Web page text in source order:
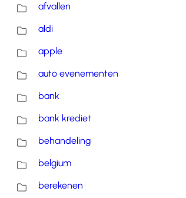
afvallen
aldi
apple
auto evenementen
bank
bank krediet
behandeling
belgium
berekenen